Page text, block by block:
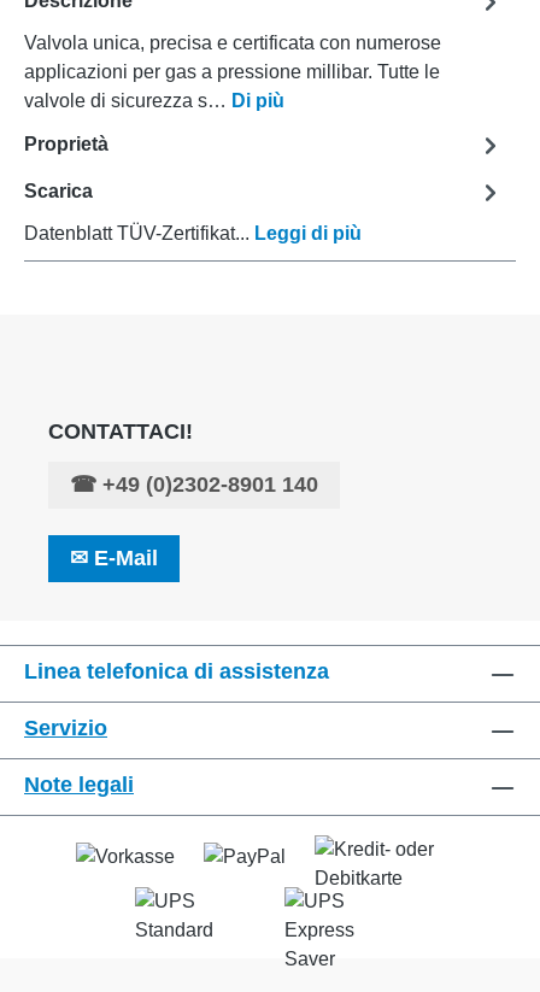
Valvola unica, precisa e certificata con numerose
applicazioni per gas a pressione millibar. Tutte le
valvole di sicurezza s… Di più
Proprietà
Scarica
Datenblatt TÜV-Zertifikat... Leggi di più
CONTATTACI!
☎ +49 (0)2302-8901 140
✉ E-Mail
Linea telefonica di assistenza
Servizio
Note legali